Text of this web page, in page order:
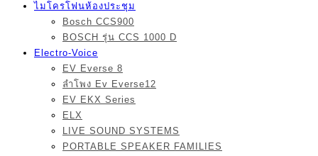
ไมโครโฟนห้องประชุม
Bosch CCS900
BOSCH รุ่น CCS 1000 D
Electro-Voice
EV Everse 8
ลำโพง Ev Everse12
EV EKX Series
ELX
LIVE SOUND SYSTEMS
PORTABLE SPEAKER FAMILIES